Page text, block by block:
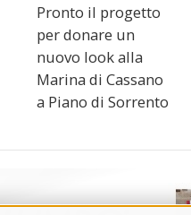
Pronto il progetto
per donare un
nuovo look alla
Marina di Cassano
a Piano di Sorrento